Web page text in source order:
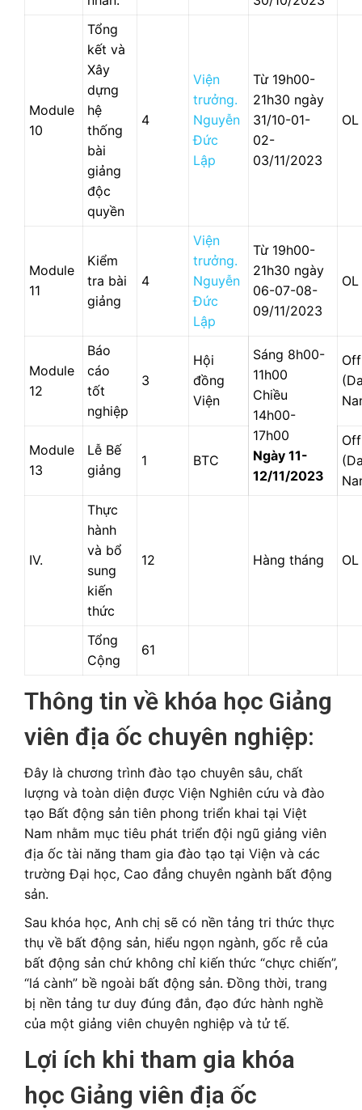
Module
10
Tổng
kết và
Xây
dựng
hệ
thống
bài
giảng
độc
quyền
4
Viện
trưởng.
Nguyễn
Đức
Lập
Từ 19h00-
21h30 ngày
31/10-01-
02-
03/11/2023
OL
Module
11
Kiểm
tra bài
giảng
4
Viện
trưởng.
Nguyễn
Đức
Lập
Từ 19h00-
21h30 ngày
06-07-08-
09/11/2023
OL
Module
12
Báo
cáo
tốt
nghiệp
3
Hội
đồng
Viện
Sáng 8h00-
11h00
Chiều
14h00-
17h00
Ngày 11-
12/11/2023
Module
13
Lễ Bế
giảng
1 BTC
IV.
Thực
hành
và bổ
sung
kiến
thức
12 Hàng tháng OL
Tổng
Cộng
61
Thông tin về khóa học Giảng
viên địa ốc chuyên nghiệp:
Đây là chương trình đào tạo chuyên sâu, chất
lượng và toàn diện được Viện Nghiên cứu và đào
tạo Bất động sản tiên phong triển khai tại Việt
Nam nhằm mục tiêu phát triển đội ngũ giảng viên
địa ốc tài năng tham gia đào tạo tại Viện và các
trường Đại học, Cao đẳng chuyên ngành bất động
sản.
Sau khóa học, Anh chị sẽ có nền tảng tri thức thực
thụ về bất động sản, hiểu ngọn ngành, gốc rễ của
bất động sản chứ không chỉ kiến thức “chực chiến”,
“lá cành” bề ngoài bất động sản. Đồng thời, trang
bị nền tảng tư duy đúng đắn, đạo đức hành nghề
của một giảng viên chuyên nghiệp và tử tế.
Lợi ích khi tham gia khóa
học Giảng viên địa ốc